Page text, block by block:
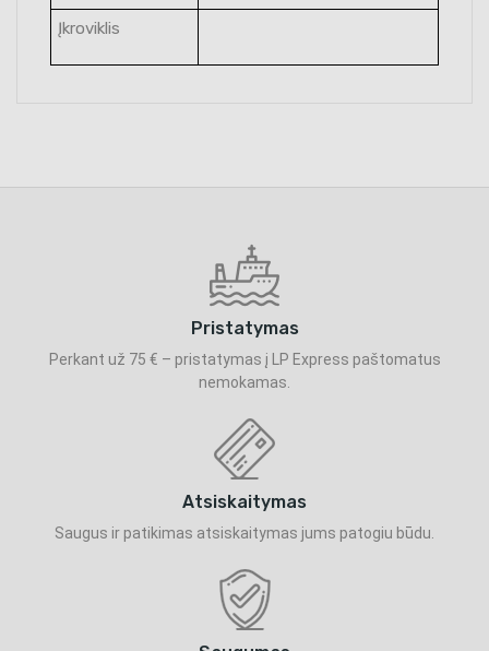
Įkroviklis
Pristatymas
Perkant už 75 € – pristatymas į LP Express paštomatus
nemokamas.
Atsiskaitymas
Saugus ir patikimas atsiskaitymas jums patogiu būdu.